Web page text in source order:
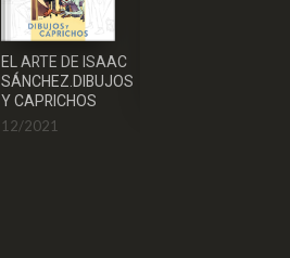
EL ARTE DE ISAAC
SÁNCHEZ.DIBUJOS
Y CAPRICHOS
12/2021